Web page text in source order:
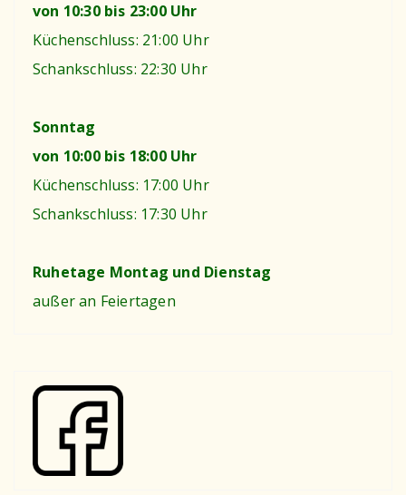
von 10:30 bis 23:00 Uhr
Küchenschluss: 21:00 Uhr
Schankschluss: 22:30 Uhr
Sonntag
von 10:00 bis 18:00 Uhr
Küchenschluss: 17:00 Uhr
Schankschluss: 17:30 Uhr
Ruhetage Montag und Dienstag
außer an Feiertagen